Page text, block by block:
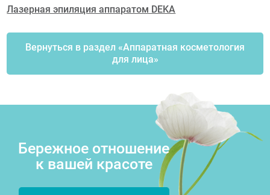
Лазерная эпиляция аппаратом DEKA
Вернуться в раздел «Аппаратная косметология
для лица»
Бережное отношение
к вашей красоте